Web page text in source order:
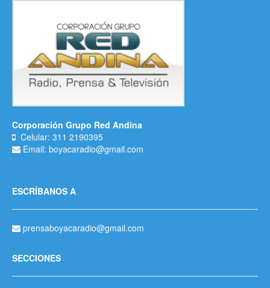
Corporación Grupo Red Andina
Celular: 311 2190395
Email: boyacaradio@gmail.com
ESCRÍBANOS A
prensaboyacaradio@gmail.com
SECCIONES